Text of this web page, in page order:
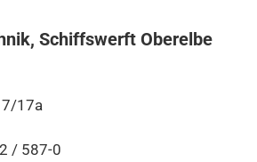
Schiffswerft Oberelbe
17a
/ 587-0